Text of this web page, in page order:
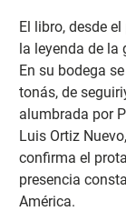
El libro, desde
la leyenda de la
En su bodega
tonás, de
alumbrada por
Luis Ortiz
confirma el
presencia
América.